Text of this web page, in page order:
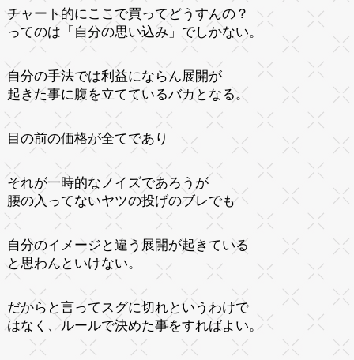
チャート的にここで買ってどうすんの？
ってのは「自分の思い込み」でしかない。
自分の手法では利益にならん展開が
起きた事に腹を立てているバカとなる。
目の前の価格が全てであり
それが一時的なノイズであろうが
腰の入ってないヤツの投げのブレでも
自分のイメージと違う展開が起きている
と思わんといけない。
だからと言ってスグに切れというわけで
はなく、ルールで決めた事をすればよい。